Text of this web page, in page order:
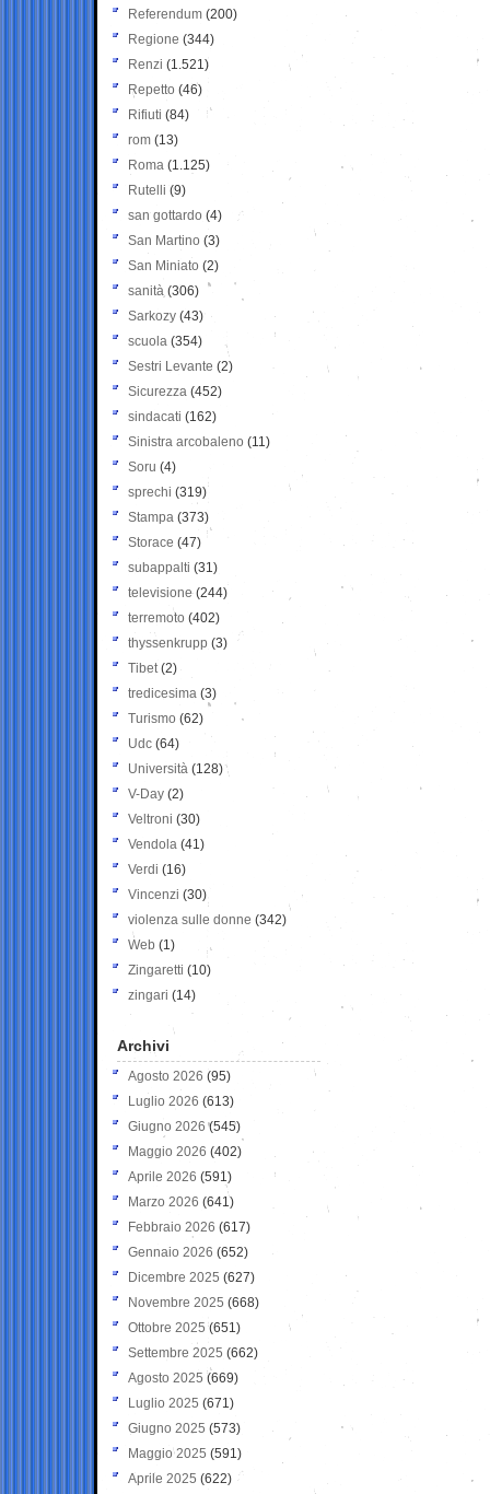
Referendum (200)
Regione (344)
Renzi (1.521)
Repetto (46)
Rifiuti (84)
rom (13)
Roma (1.125)
Rutelli (9)
san gottardo (4)
San Martino (3)
San Miniato (2)
sanità (306)
Sarkozy (43)
scuola (354)
Sestri Levante (2)
Sicurezza (452)
sindacati (162)
Sinistra arcobaleno (11)
Soru (4)
sprechi (319)
Stampa (373)
Storace (47)
subappalti (31)
televisione(244)
terremoto (402)
thyssenkrupp (3)
Tibet(2)
tredicesima (3)
Turismo (62)
Udc (64)
Università (128)
V-Day (2)
Veltroni (30)
Vendola (41)
Verdi (16)
Vincenzi (30)
violenza sulle donne (342)
Web (1)
Zingaretti (10)
zingari (14)
Archivi
Agosto 2026 (95)
Luglio 2026 (613)
Giugno 2026 (545)
Maggio 2026 (402)
Aprile 2026 (591)
Marzo 2026 (641)
Febbraio 2026 (617)
Gennaio 2026 (652)
Dicembre 2025 (627)
Novembre 2025 (668)
Ottobre 2025 (651)
Settembre 2025 (662)
Agosto 2025 (669)
Luglio 2025 (671)
Giugno 2025 (573)
Maggio 2025 (591)
Aprile 2025 (622)